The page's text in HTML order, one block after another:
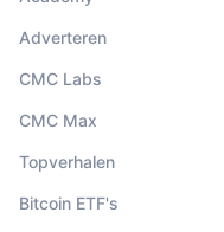
Adverteren
CMC Labs
CMC Max
Topverhalen
Bitcoin ETF's